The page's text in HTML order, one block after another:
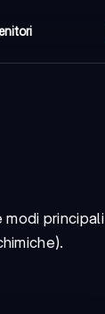
modi principali